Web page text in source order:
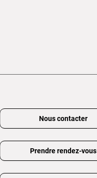
Nous contacter
Prendre rendez-vous